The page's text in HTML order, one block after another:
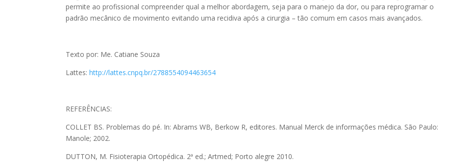
permite ao profissional compreender qual a melhor abordagem, seja para o manejo da dor, ou para reprogramar o
padrão mecânico de movimento evitando uma recidiva após a cirurgia – tão comum em casos mais avançados.
Texto por: Me. Catiane Souza
Lattes:http://lattes.cnpq.br/2788554094463654
REFERÊNCIAS:
COLLET BS. Problemas do pé. In: Abrams WB, Berkow R, editores. Manual Merck de informações médica. São Paulo:
Manole; 2002.
DUTTON, M. Fisioterapia Ortopédica. 2ª ed.; Artmed; Porto alegre 2010.